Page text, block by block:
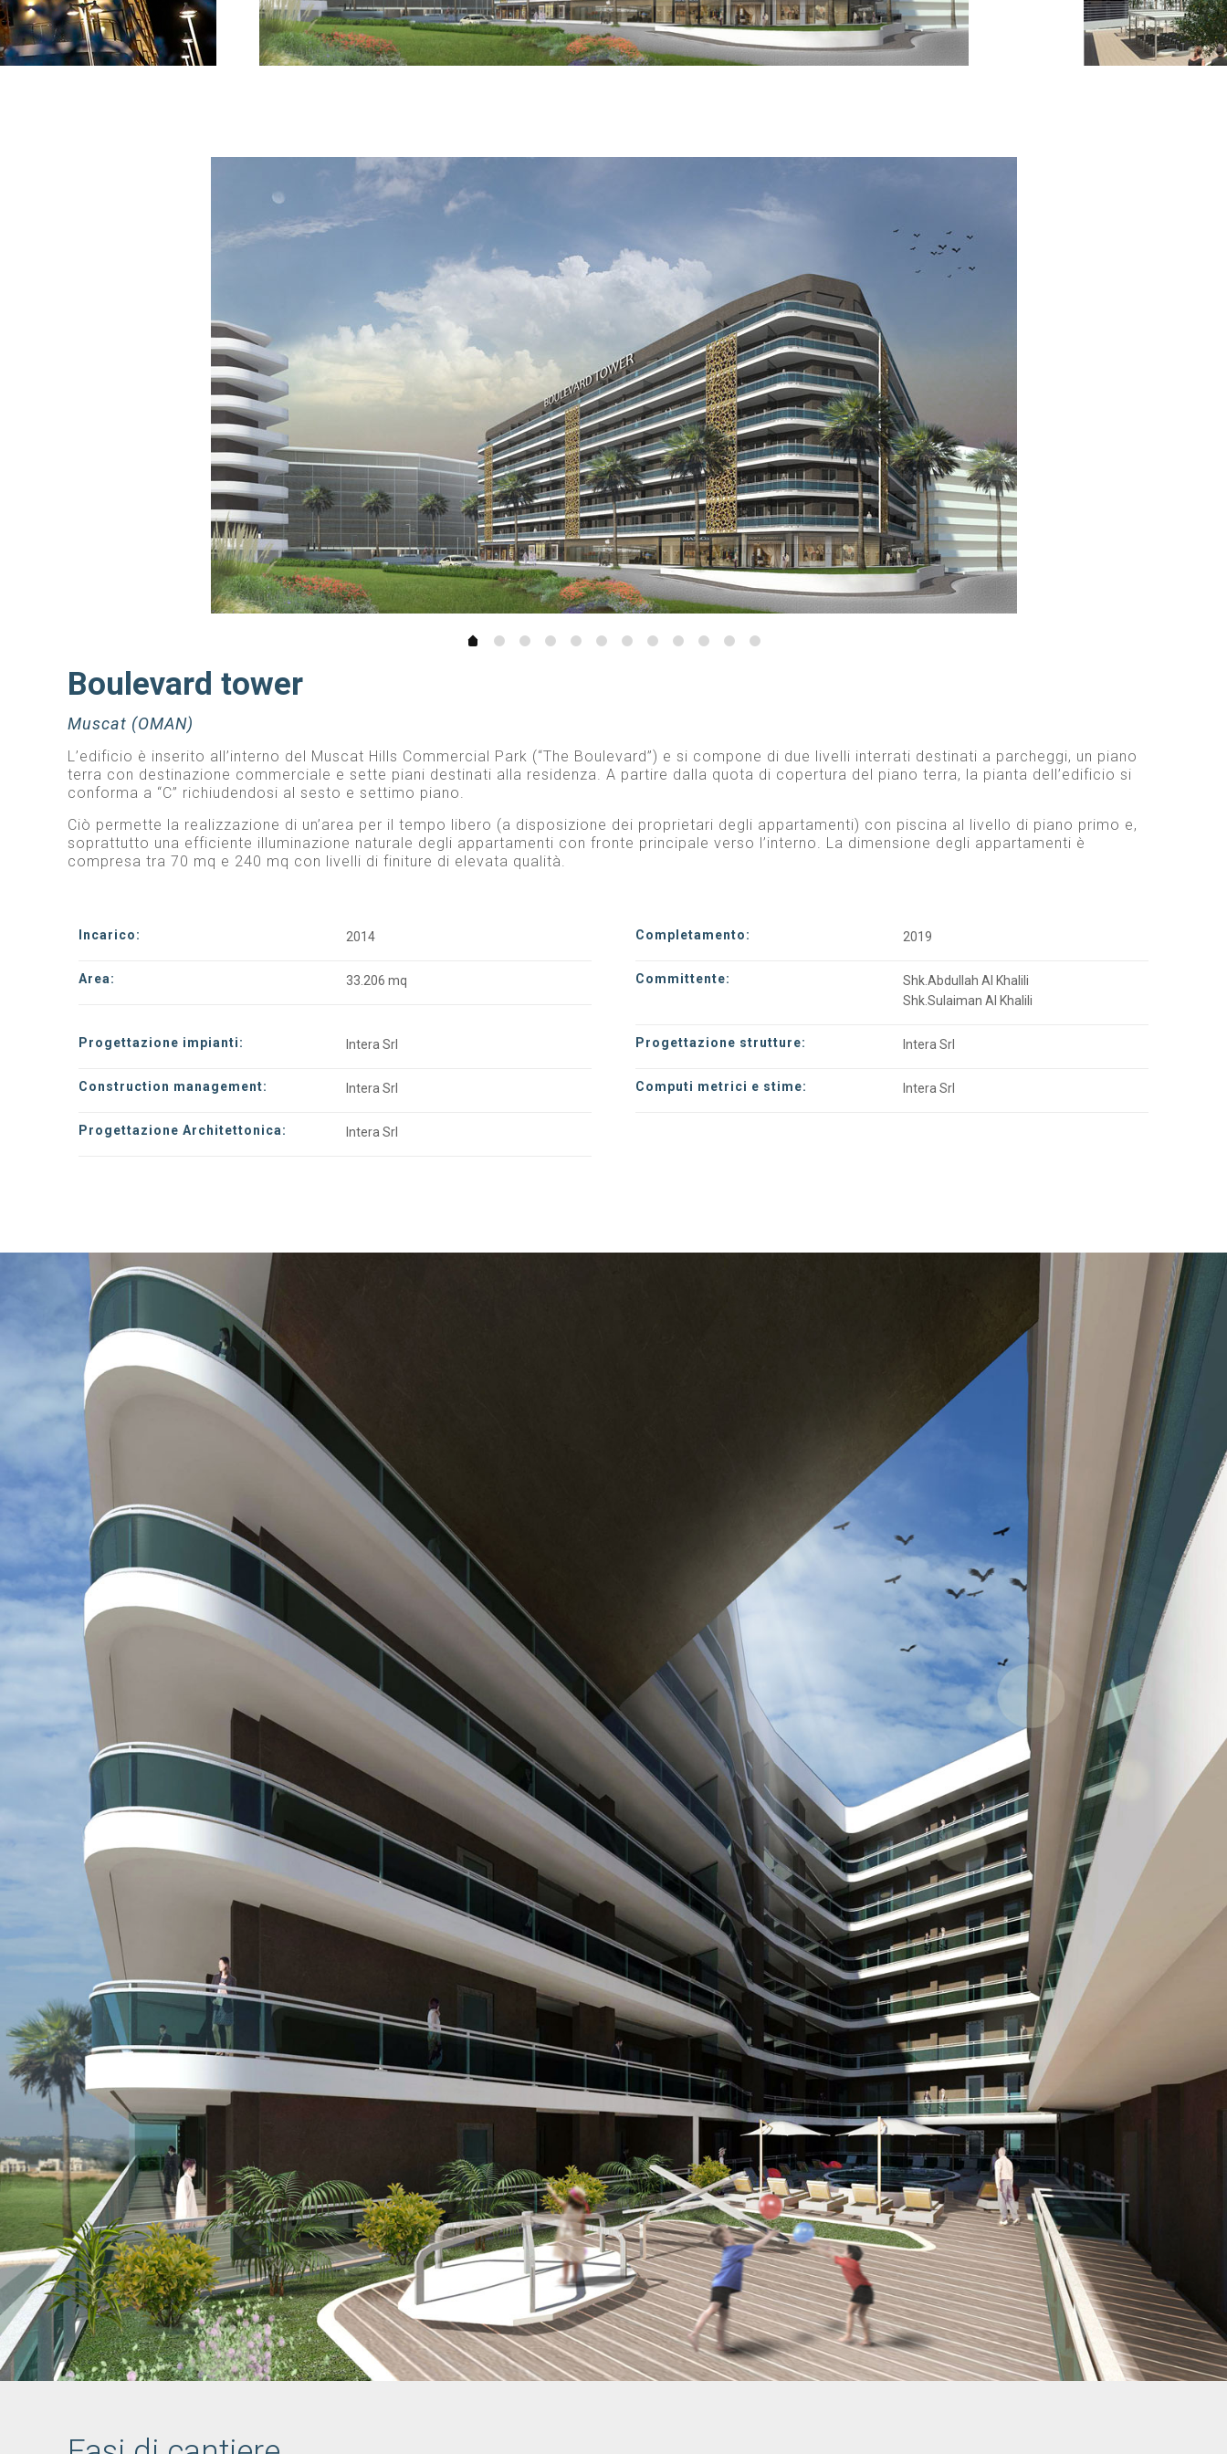
Boulevard tower
Muscat (OMAN)
L’edificio è inserito all’interno del Muscat Hills Commercial Park (“The Boulevard”) e si compone di due livelli interrati destinati a parcheggi, un piano
terra con destinazione commerciale e sette piani destinati alla residenza. A partire dalla quota di copertura del piano terra, la pianta dell’edificio si
conforma a “C” richiudendosi al sesto e settimo piano.
Ciò permette la realizzazione di un’area per il tempo libero (a disposizione dei proprietari degli appartamenti) con piscina al livello di piano primo e,
soprattutto una efficiente illuminazione naturale degli appartamenti con fronte principale verso l’interno. La dimensione degli appartamenti è
compresa tra 70 mq e 240 mq con livelli di finiture di elevata qualità.
Incarico: 2014 Completamento: 2019
Area: 33.206 mq Committente:
Shk.Abdullah Al Khalili
Shk.Sulaiman Al Khalili
Progettazione impianti: Intera Srl Progettazione strutture: Intera Srl
Construction management: Intera Srl Computi metrici e stime: Intera Srl
Progettazione Architettonica: Intera Srl